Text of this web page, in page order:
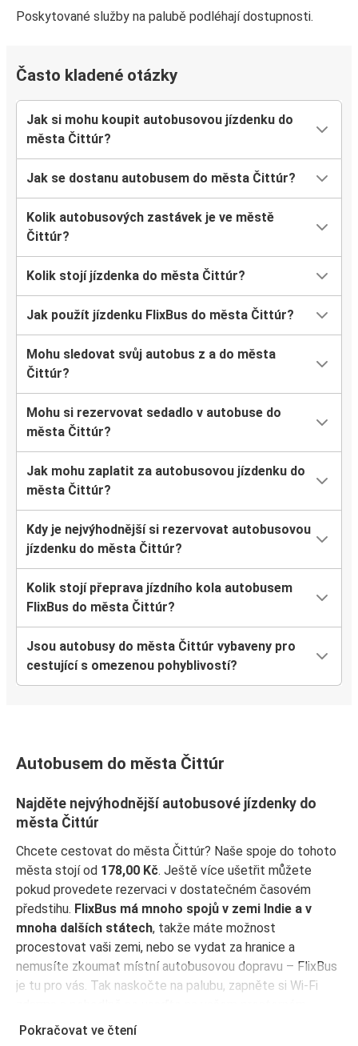
Poskytované služby na palubě podléhají dostupnosti.
Často kladené otázky
Jak si mohu koupit autobusovou jízdenku do
města Čittúr?
Jak se dostanu autobusem do města Čittúr?
Kolik autobusových zastávek je ve městě
Čittúr?
Kolik stojí jízdenka do města Čittúr?
Jak použít jízdenku FlixBus do města Čittúr?
Mohu sledovat svůj autobus z a do města
Čittúr?
Mohu si rezervovat sedadlo v autobuse do
města Čittúr?
Jak mohu zaplatit za autobusovou jízdenku do
města Čittúr?
Kdy je nejvýhodnější si rezervovat autobusovou
jízdenku do města Čittúr?
Kolik stojí přeprava jízdního kola autobusem
FlixBus do města Čittúr?
Jsou autobusy do města Čittúr vybaveny pro
cestující s omezenou pohyblivostí?
Autobusem do města Čittúr
Najděte nejvýhodnější autobusové jízdenky do
města Čittúr
Chcete cestovat do města Čittúr? Naše spoje do tohoto
města stojí od 178,00 Kč. Ještě více ušetřit můžete
pokud provedete rezervaci v dostatečném časovém
předstihu. FlixBus má mnoho spojů v zemi Indie a v
mnoha dalších státech, takže máte možnost
procestovat vaši zemi, nebo se vydat za hranice a
nemusíte zkoumat místní autobusovou dopravu – FlixBus
je tu pro vás. Tak naskočte na palubu, zapněte si Wi-Fi
sedadle! Koupit si jízdenku je tak snadné, ať si vyberete
Pokračovat ve čtení